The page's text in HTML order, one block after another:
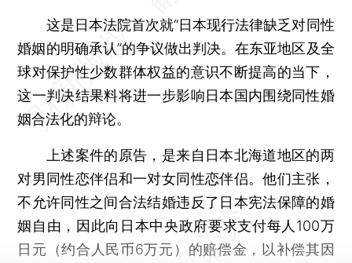
这是日本法院首次就“日本现行法律缺乏对同性
婚姻的明确承认”的争议做出判决。在东亚地区及全
球对保护性少数群体权益的意识不断提高的当下，
这一判决结果料将进一步影响日本国内围绕同性婚
姻合法化的辩论。
上述案件的原告，是来自日本北海道地区的两
对男同性恋伴侣和一对女同性恋伴侣。他们主张，
不允许同性之间合法结婚违反了日本宪法保障的婚
姻自由，因此向日本中央政府要求支付每人100万
日元（约合人民币6万元）的赔偿金，以补偿其因